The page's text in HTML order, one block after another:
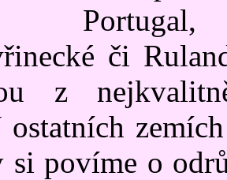
Portugal,
či
z
povíme o